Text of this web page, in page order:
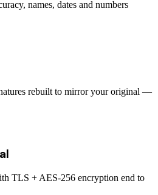
names, dates and numbers
rebuilt to mirror your original —
TLS + AES-256 encryption end to